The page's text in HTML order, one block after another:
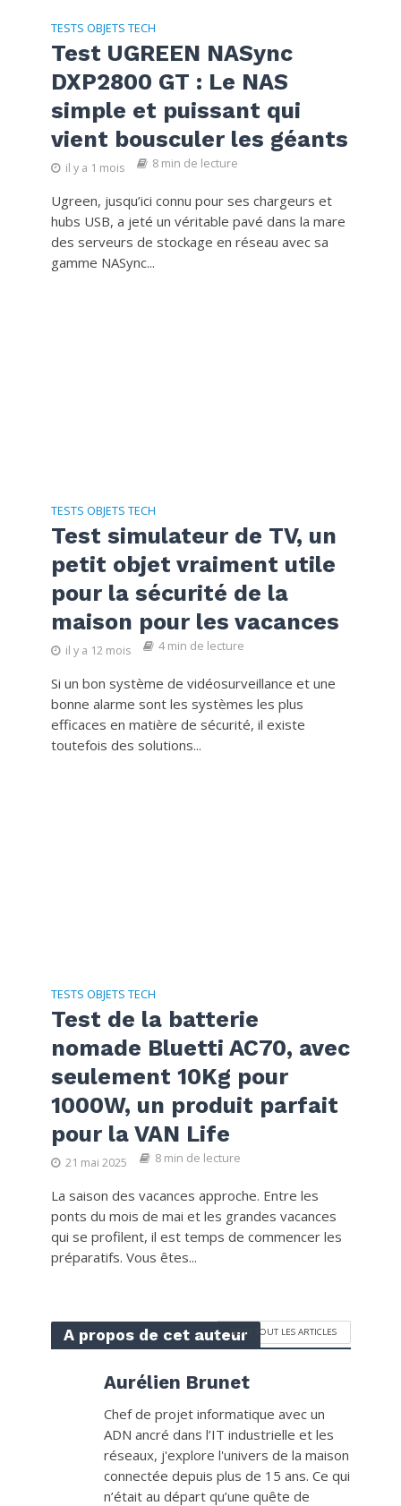
TESTS OBJETS TECH
Test UGREEN NASync
DXP2800 GT : Le NAS
simple et puissant qui
vient bousculer les géants
il y a 1 mois 8 min de lecture
Ugreen, jusqu’ici connu pour ses chargeurs et
hubs USB, a jeté un véritable pavé dans la mare
des serveurs de stockage en réseau avec sa
gamme NASync...
TESTS OBJETS TECH
Test simulateur de TV, un
petit objet vraiment utile
pour la sécurité de la
maison pour les vacances
il y a 12 mois 4 min de lecture
Si un bon système de vidéosurveillance et une
bonne alarme sont les systèmes les plus
efficaces en matière de sécurité, il existe
toutefois des solutions...
TESTS OBJETS TECH
Test de la batterie
nomade Bluetti AC70, avec
seulement 10Kg pour
1000W, un produit parfait
pour la VAN Life
21 mai 2025 8 min de lecture
La saison des vacances approche. Entre les
ponts du mois de mai et les grandes vacances
qui se profilent, il est temps de commencer les
préparatifs. Vous êtes...
A propos de cet auteurVOIR TOUT LES ARTICLES
Aurélien Brunet
Chef de projet informatique avec un
ADN ancré dans l’IT industrielle et les
réseaux, j'explore l'univers de la maison
connectée depuis plus de 15 ans. Ce qui
n’était au départ qu’une quête de